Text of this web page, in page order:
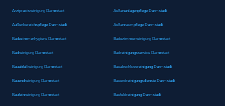
Arztpraxisreinigung Darmstadt Außenanlagenpflege Darmstadt
Außenbereichspflege Darmstadt Außenraumpflege Darmstadt
Badezimmerhygiene Darmstadt Badezimmerreinigung Darmstadt
Badreinigung Darmstadt Badreinigungsservice Darmstadt
Bauabfallreinigung Darmstadt Bauabschlussreinigung Darmstadt
Bauendreinigung Darmstadt Bauendreinigungsdienste Darmstadt
Baufeinreinigung Darmstadt Baufeldreinigung Darmstadt